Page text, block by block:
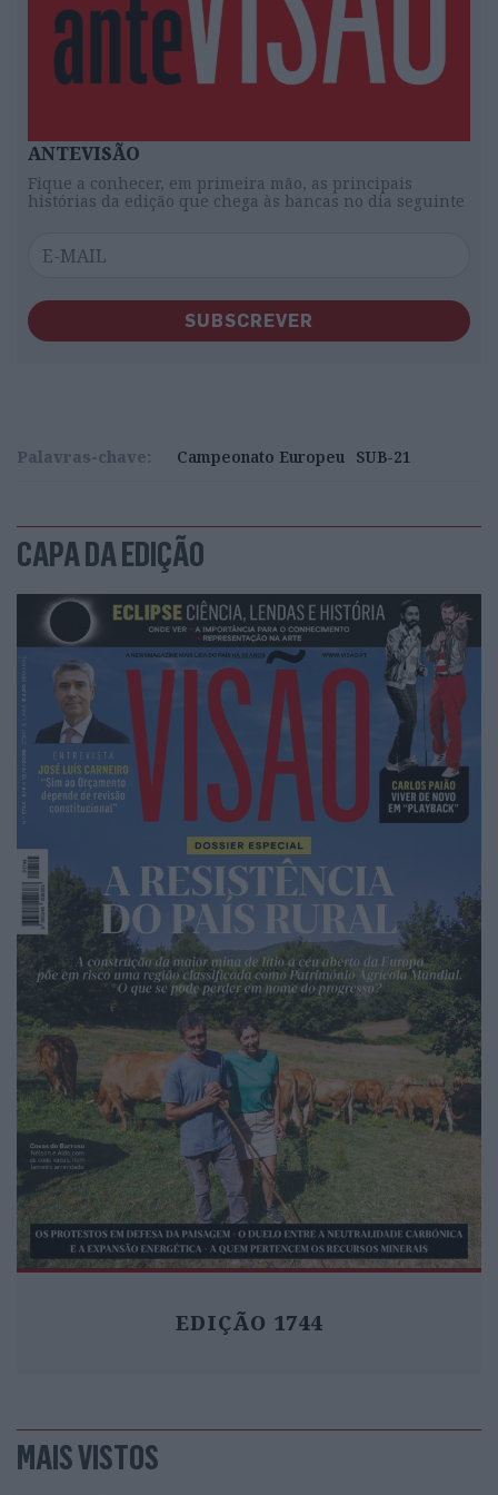
ANTEVISÃO
Fique a conhecer, em primeira mão, as principais
histórias da edição que chega às bancas no dia seguinte
SUBSCREVER
Palavras-chave: Campeonato Europeu SUB-21
CAPA DA EDIÇÃO
EDIÇÃO 1744
MAIS VISTOS